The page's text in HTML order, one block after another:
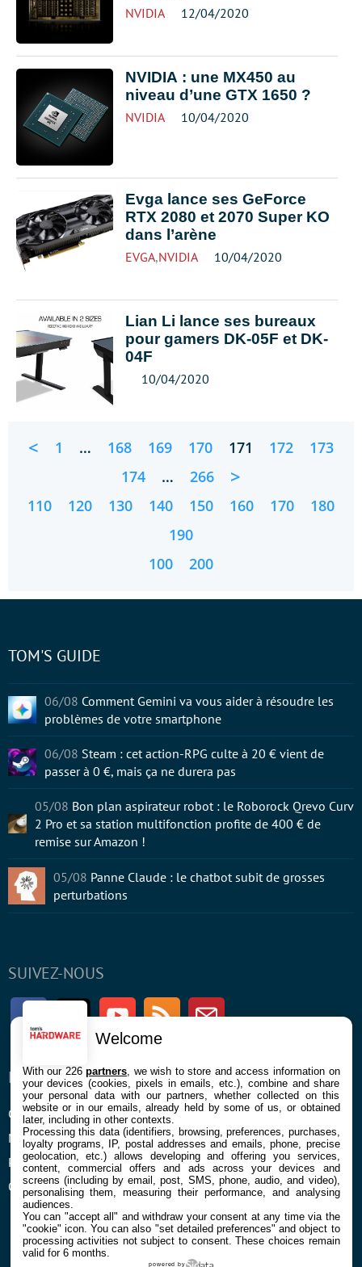
NVIDIA 12/04/2020
NVIDIA : une MX450 au
niveau d’une GTX 1650 ?
NVIDIA 10/04/2020
Evga lance ses GeForce
RTX 2080 et 2070 Super KO
dans l’arène
EVGA,NVIDIA 10/04/2020
Lian Li lance ses bureaux
pour gamers DK-05F et DK-
04F
10/04/2020
< 1 … 168 169 170 171 172
173
174
… 266 >
110 120 130 140 150 160 170
180
190
100
200
SUIVEZ-NOUS
FacebookTwitter Youtube RSS Newsletter
ENTREPRISE
Confidentialité et Cookies
Mentions légales et CGU
Préférences Cookies
Qui sommes nous
À PROPOS
Contact
TOM'S GUIDE
06/08 Comment Gemini va vous aider à résoudre les
problèmes de votre smartphone
06/08 Steam : cet action-RPG culte à 20 € vient de
passer à 0 €, mais ça ne durera pas
05/08 Bon plan aspirateur robot : le Roborock Qrevo Curv
2 Pro et sa station multifonction profite de 400 € de
remise sur Amazon !
05/08 Panne Claude : le chatbot subit de grosses
perturbations
Welcome
With our 226partners , we wish to store and access information on
your devices (cookies, pixels in emails, etc.), combine and share
your personal data with our partners, whether collected on this
website or in our emails, already held by some of us, or obtained
later, including in other contexts.
Processing this data (identifiers, browsing, preferences, purchases,
loyalty programs, IP, postal addresses and emails, phone, precise
geolocation, etc.) allows developing and offering you services,
content, commercial offers and ads across your devices and
screens (including by email, post, SMS, phone, audio, and video),
personalising them, measuring their performance, and analysing
audiences.
You can "accept all" and withdraw your consent at any time via the
"cookie" icon. You can also "set detailed preferences" and object to
processing activities not subject to consent. These choices remain
valid for 6 months.
powered by